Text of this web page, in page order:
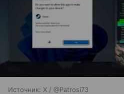
Источник: X / @Patrosi73